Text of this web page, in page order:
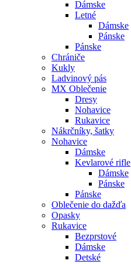
Dámske
Letné
Dámske
Pánske
Pánske
Chrániče
Kukly
Ladvinový pás
MX Oblečenie
Dresy
Nohavice
Rukavice
Nákrčníky, šatky
Nohavice
Dámske
Kevlarové rifle
Dámske
Pánske
Pánske
Oblečenie do dažďa
Opasky
Rukavice
Bezprstové
Dámske
Detské